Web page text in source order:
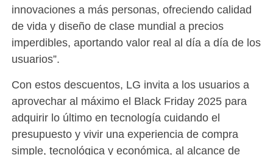
innovaciones a más personas, ofreciendo calidad
de vida y diseño de clase mundial a precios
imperdibles, aportando valor real al día a día de los
usuarios”.
Con estos descuentos, LG invita a los usuarios a
aprovechar al máximo el Black Friday 2025 para
adquirir lo último en tecnología cuidando el
presupuesto y vivir una experiencia de compra
simple, tecnológica y económica, al alcance de